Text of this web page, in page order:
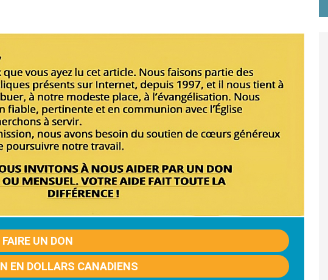
FAIRE UN DON
EN DOLLARS CANADIENS